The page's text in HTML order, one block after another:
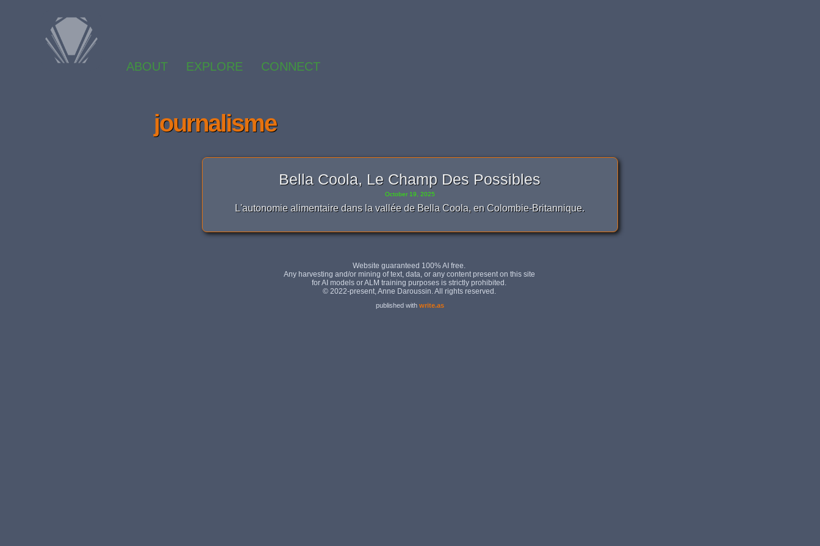
ABOUT EXPLORE CONNECT
journalisme
Bella Coola, Le Champ Des Possibles
October 19, 2025
L'autonomie alimentaire dans la vallée de Bella Coola, en Colombie-Britannique.
published with write.as